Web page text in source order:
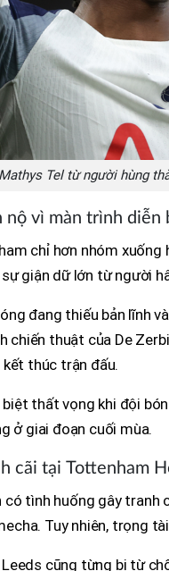
Mathys Tel từ người hùng
nộ vì màn trình diễn
chỉ hơn nhóm
giận dữ lớn từ người
đang thiếu bản lĩnh
chiến thuật của De
thúc trận đấu.
thất vọng khi đội
ở giai đoạn cuối mùa.
cãi tại Tottenham
tình huống gây
Tuy nhiên, trọng
cũng từng bị từ